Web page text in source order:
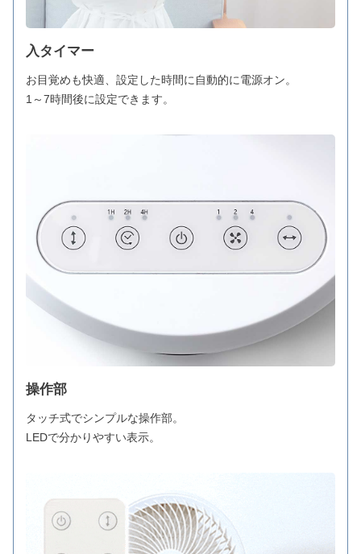
入タイマー
お目覚めも快適、設定した時間に自動的に電源オン。
1～7時間後に設定できます。
操作部
タッチ式でシンプルな操作部。
LEDで分かりやすい表示。